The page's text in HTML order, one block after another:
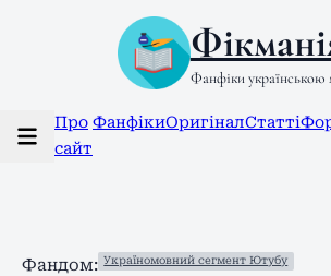
Фанфіки
Про
сайт
ФанфікиОригіналСтатті
Фандом: Україномовний сегмент Ютубу